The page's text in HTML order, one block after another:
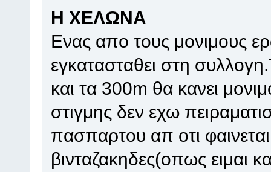
Η ΧΕΛΩΝΑ
Ενας απο τους μονιμους
εγκατασταθει στη
και τα 300m θα κανει
στιγμης δεν εχω
πασπαρτου απ οτι
βινταζακηδες(οπως ειμαι